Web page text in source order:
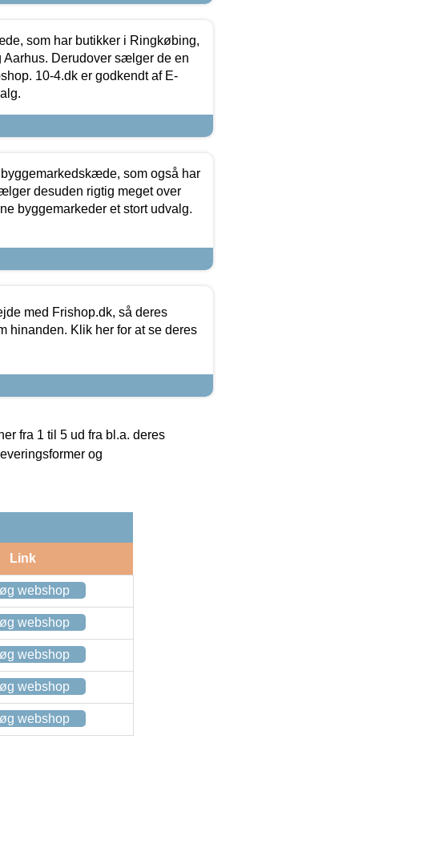
som har butikker i Ringkøbing,
Derudover sælger de en
10-4.dk er godkendt af E-
som også har
desuden rigtig meget over
byggemarkeder et stort udvalg.
med Frishop.dk, så deres
hinanden. Klik her for at se deres
fra 1 til 5 ud fra bl.a. deres
og
Link
webshop
webshop
webshop
webshop
webshop